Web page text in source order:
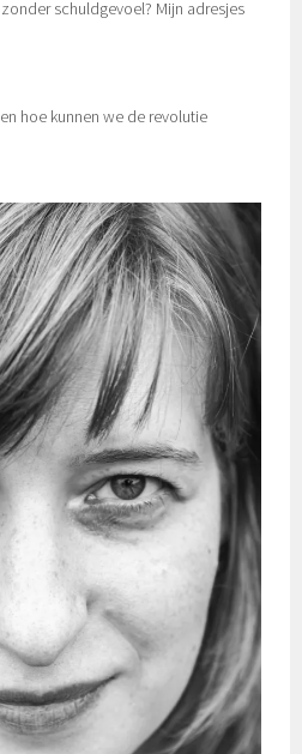
schuldgevoel? Mijn adresjes
hoe kunnen we de revolutie